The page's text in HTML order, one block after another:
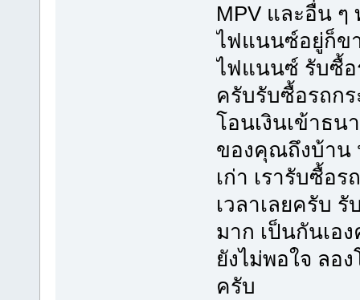
MPV และอื่น
ไฟแนนซ์อยู่ก็ข
ไฟแนนซ์ รับซื้อ
ครับรับซื้อรถก
โอนเงินเข้าธน
ของคุณถึงบ้าน
เก่า เรารับซื้อ
เวลาเลยครับ
มาก เป็นกันเอ
ยังไม่พอใจ ลอ
ครับ